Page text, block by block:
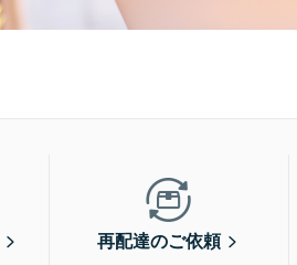
再配達のご依頼